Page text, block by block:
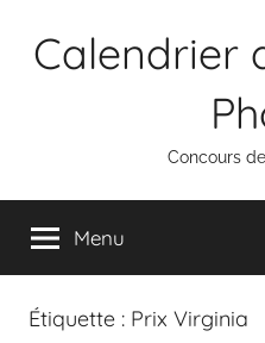
Calendrier
Concours
Menu
Étiquette : Prix Virginia